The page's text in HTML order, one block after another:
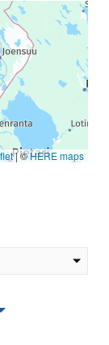
esittää
|©HERE maps